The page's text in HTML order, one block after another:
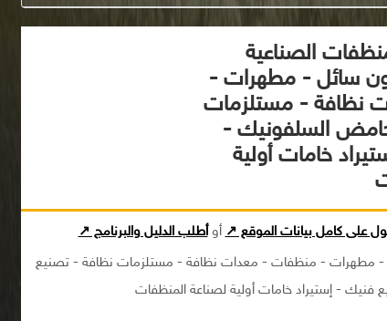
الصناعية
سائل - مطهرات -
نظافة - مستلزمات
السلفونيك -
خامات أولية
على كامل بيانات الموقع ↗ أوأطلب الدليل والبرنامج ↗
- مطهرات - منظفات - معدات نظافة - مستلزمات نظافة - تصنيع
- إستيراد خامات أولية لصناعة المنظفات